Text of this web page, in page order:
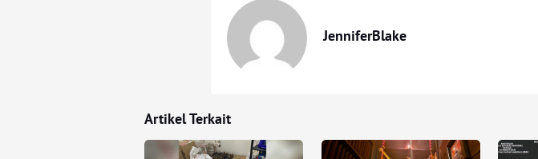
JenniferBlake
Artikel Terkait